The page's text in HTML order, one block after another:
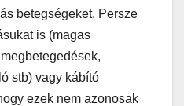
betegségeket. Persze
is (magas
stb) vagy kábító
ezek nem azonosak